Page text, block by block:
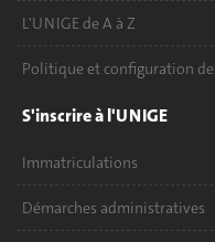
L'UNIGE de A à Z
Politique et configuration
S'inscrire à l'UNIGE
Immatriculations
Démarches administratives